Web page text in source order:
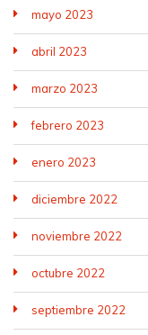
mayo 2023
abril 2023
marzo 2023
febrero 2023
enero 2023
diciembre 2022
noviembre 2022
octubre 2022
septiembre 2022